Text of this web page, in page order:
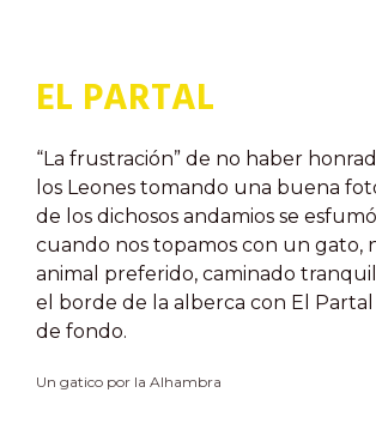
EL PARTAL
“La frustración” de no haber
los Leones tomando una buena
de los dichosos andamios se
cuando nos topamos con un gato,
animal preferido, caminado
el borde de la alberca con El
de fondo.
Un gatico por la Alhambra